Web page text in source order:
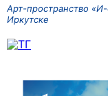
Арт-пространство
Иркутске